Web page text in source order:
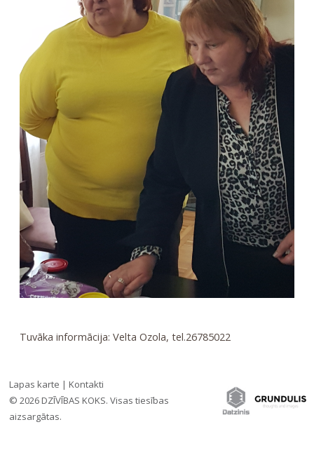
Tuvāka informācija: Velta Ozola, tel.26785022
ATGRIEZTIES Iesaki draugiem:
Lapas karte | Kontakti
© 2026 DZĪVĪBAS KOKS. Visas tiesības
aizsargātas.